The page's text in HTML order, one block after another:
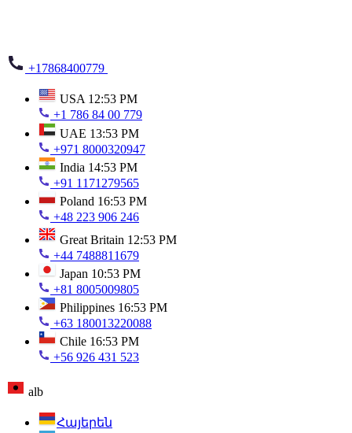
+17868400779
USA 12:53 PM
+1 786 84 00 779
UAE 13:53 PM
+971 8000320947
India 14:53 PM
+91 1171279565
Poland 16:53 PM
+48 223 906 246
Great Britain 12:53 PM
+44 7488811679
Japan 10:53 PM
+81 8005009805
Philippines 16:53 PM
+63 180013220088
Chile 16:53 PM
+56 926 431 523
alb
Հայերեն